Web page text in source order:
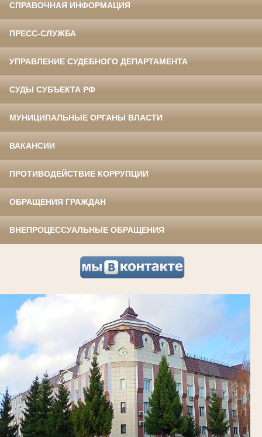
СПРАВОЧНАЯ ИНФОРМАЦИЯ
ПРЕСС-СЛУЖБА
УПРАВЛЕНИЕ СУДЕБНОГО ДЕПАРТАМЕНТА
СУДЫ СУБЪЕКТА РФ
МУНИЦИПАЛЬНЫЕ ОРГАНЫ ВЛАСТИ
ВАКАНСИИ
ПРОТИВОДЕЙСТВИЕ КОРРУПЦИИ
ОБРАЩЕНИЯ ГРАЖДАН
ВНЕПРОЦЕССУАЛЬНЫЕ ОБРАЩЕНИЯ